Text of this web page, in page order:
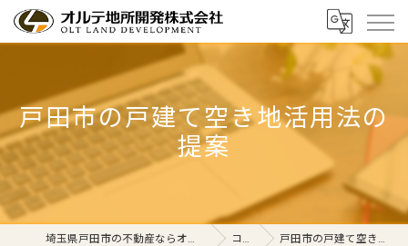
戸田市の戸建て空き地活用法の
提案
埼玉県戸田市の不動産ならオルテ地所開発株式会社 コラム 戸田市の戸建て空き地活用法の提案